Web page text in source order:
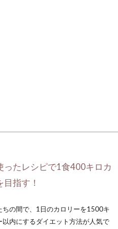
ったレシピで1食400キロカ
目指す！
ちの間で、1日のカロリーを1500キ
以内にするダイエット方法が人気で